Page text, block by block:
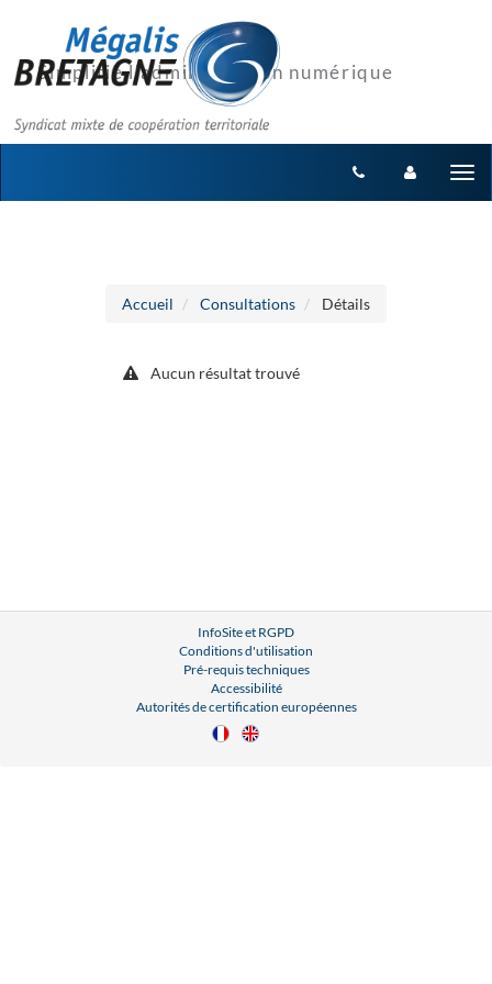
Accueil Consultations Détails
Aucun résultat trouvé
InfoSite et RGPD
Conditions d'utilisation
Pré-requis techniques
Accessibilité
Autorités de certification européennes